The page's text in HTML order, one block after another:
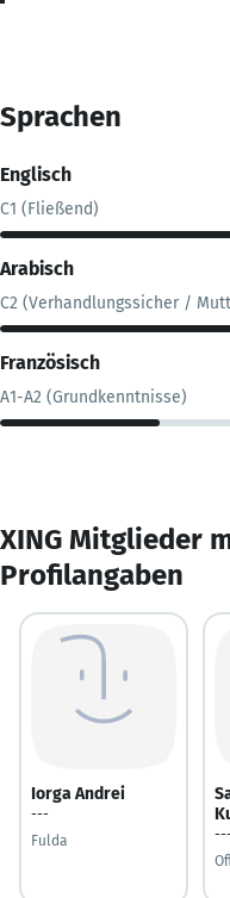
Sprachen
Englisch
C1 (Fließend)
Arabisch
C2 (Verhandlungssicher /
Französisch
A1-A2 (Grundkenntnisse)
XING Mitglieder
Profilangaben
Iorga Andrei
---
Fulda
---